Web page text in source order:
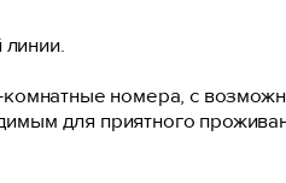
номера, с
для приятного